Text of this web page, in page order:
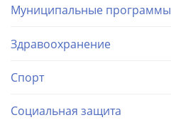
Муниципальные программы
Здравоохранение
Спорт
Социальная защита